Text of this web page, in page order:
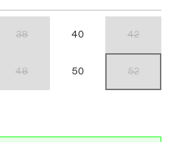
38 40 42
48 50 52